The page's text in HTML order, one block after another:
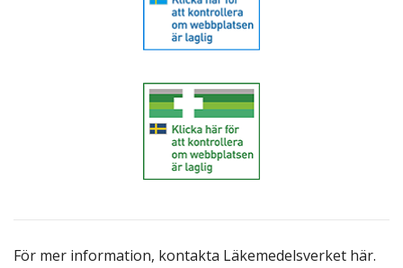
För mer information, kontakta Läkemedelsverket här.